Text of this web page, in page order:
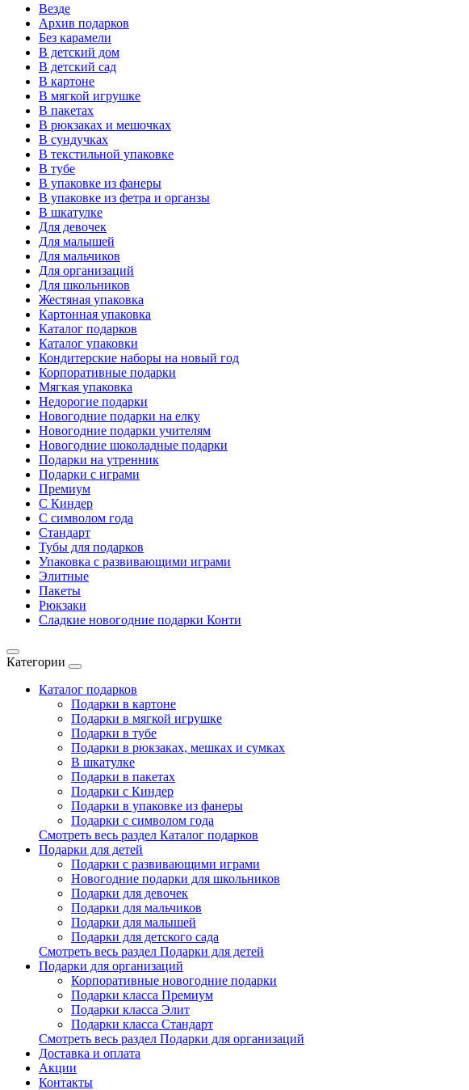
Везде
Архив подарков
Без карамели
В детский дом
В детский сад
В картоне
В мягкой игрушке
В пакетах
В рюкзаках и мешочках
В сундучках
В текстильной упаковке
В тубе
В упаковке из фанеры
В упаковке из фетра и органзы
В шкатулке
Для девочек
Для малышей
Для мальчиков
Для организаций
Для школьников
Жестяная упаковка
Картонная упаковка
Каталог подарков
Каталог упаковки
Кондитерские наборы на новый год
Корпоративные подарки
Мягкая упаковка
Недорогие подарки
Новогодние подарки на елку
Новогодние подарки учителям
Новогодние шоколадные подарки
Подарки на утренник
Подарки с играми
Премиум
С Киндер
С символом года
Стандарт
Тубы для подарков
Упаковка с развивающими играми
Элитные
Пакеты
Рюкзаки
Сладкие новогодние подарки Конти
Категории
Каталог подарков
Подарки в картоне
Подарки в мягкой игрушке
Подарки в тубе
Подарки в рюкзаках, мешках и сумках
В шкатулке
Подарки в пакетах
Подарки с Киндер
Подарки в упаковке из фанеры
Подарки с символом года
Смотреть весь раздел Каталог подарков
Подарки для детей
Подарки с развивающими играми
Новогодние подарки для школьников
Подарки для девочек
Подарки для мальчиков
Подарки для малышей
Подарки для детского сада
Смотреть весь раздел Подарки для детей
Подарки для организаций
Корпоративные новогодние подарки
Подарки класса Премиум
Подарки класса Элит
Подарки класса Стандарт
Смотреть весь раздел Подарки для организаций
Доставка и оплата
Акции
Контакты